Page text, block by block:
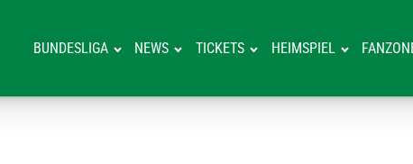
BUNDESLIGA NEWS TICKETS HEIMSPIEL